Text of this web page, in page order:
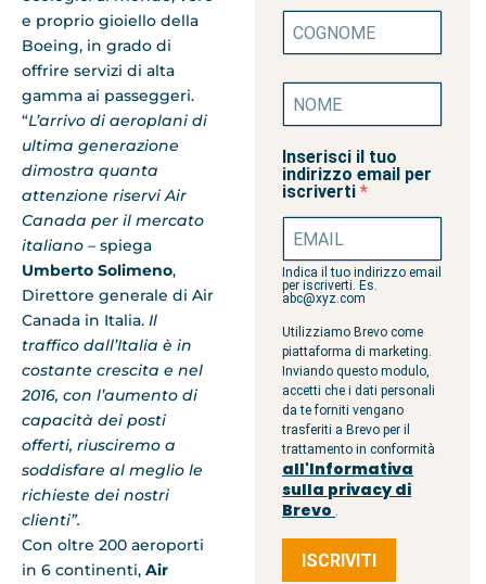
e proprio gioiello della
Boeing, in grado di
offrire servizi di alta
gamma ai passeggeri.
“L’arrivo di aeroplani di
ultima generazione
dimostra quanta
attenzione riservi Air
Canada per il mercato
italiano – spiega
Umberto Solimeno,
Direttore generale di Air
Canada in Italia. Il
traffico dall’Italia è in
costante crescita e nel
2016, con l’aumento di
capacità dei posti
offerti, riusciremo a
soddisfare al meglio le
richieste dei nostri
clienti”.
Con oltre 200 aeroporti
in 6 continenti, Air
Inserisci il tuo
indirizzo email per
iscriverti
Indica il tuo indirizzo email
per iscriverti. Es.
abc@xyz.com
Utilizziamo Brevo come
piattaforma di marketing.
Inviando questo modulo,
accetti che i dati personali
da te forniti vengano
trasferiti a Brevo per il
trattamento in conformità
all'Informativa
sulla privacy di
Brevo .
ISCRIVITI